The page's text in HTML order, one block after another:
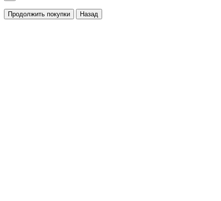
Продолжить покупки Назад